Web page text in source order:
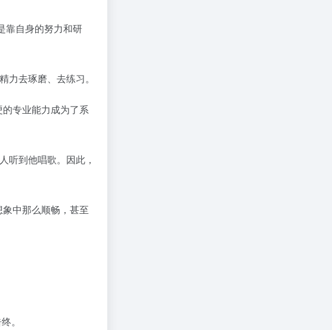
靠自身的努力和研
去琢磨、去练习。
专业能力成为了系
到他唱歌。因此，
中那么顺畅，甚至
。